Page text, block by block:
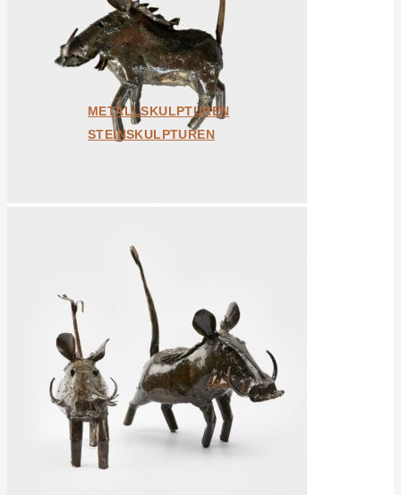
Geschenkkarten
Unikate
Alle ansehen
METALLSKULPTUREN
STEINSKULPTUREN